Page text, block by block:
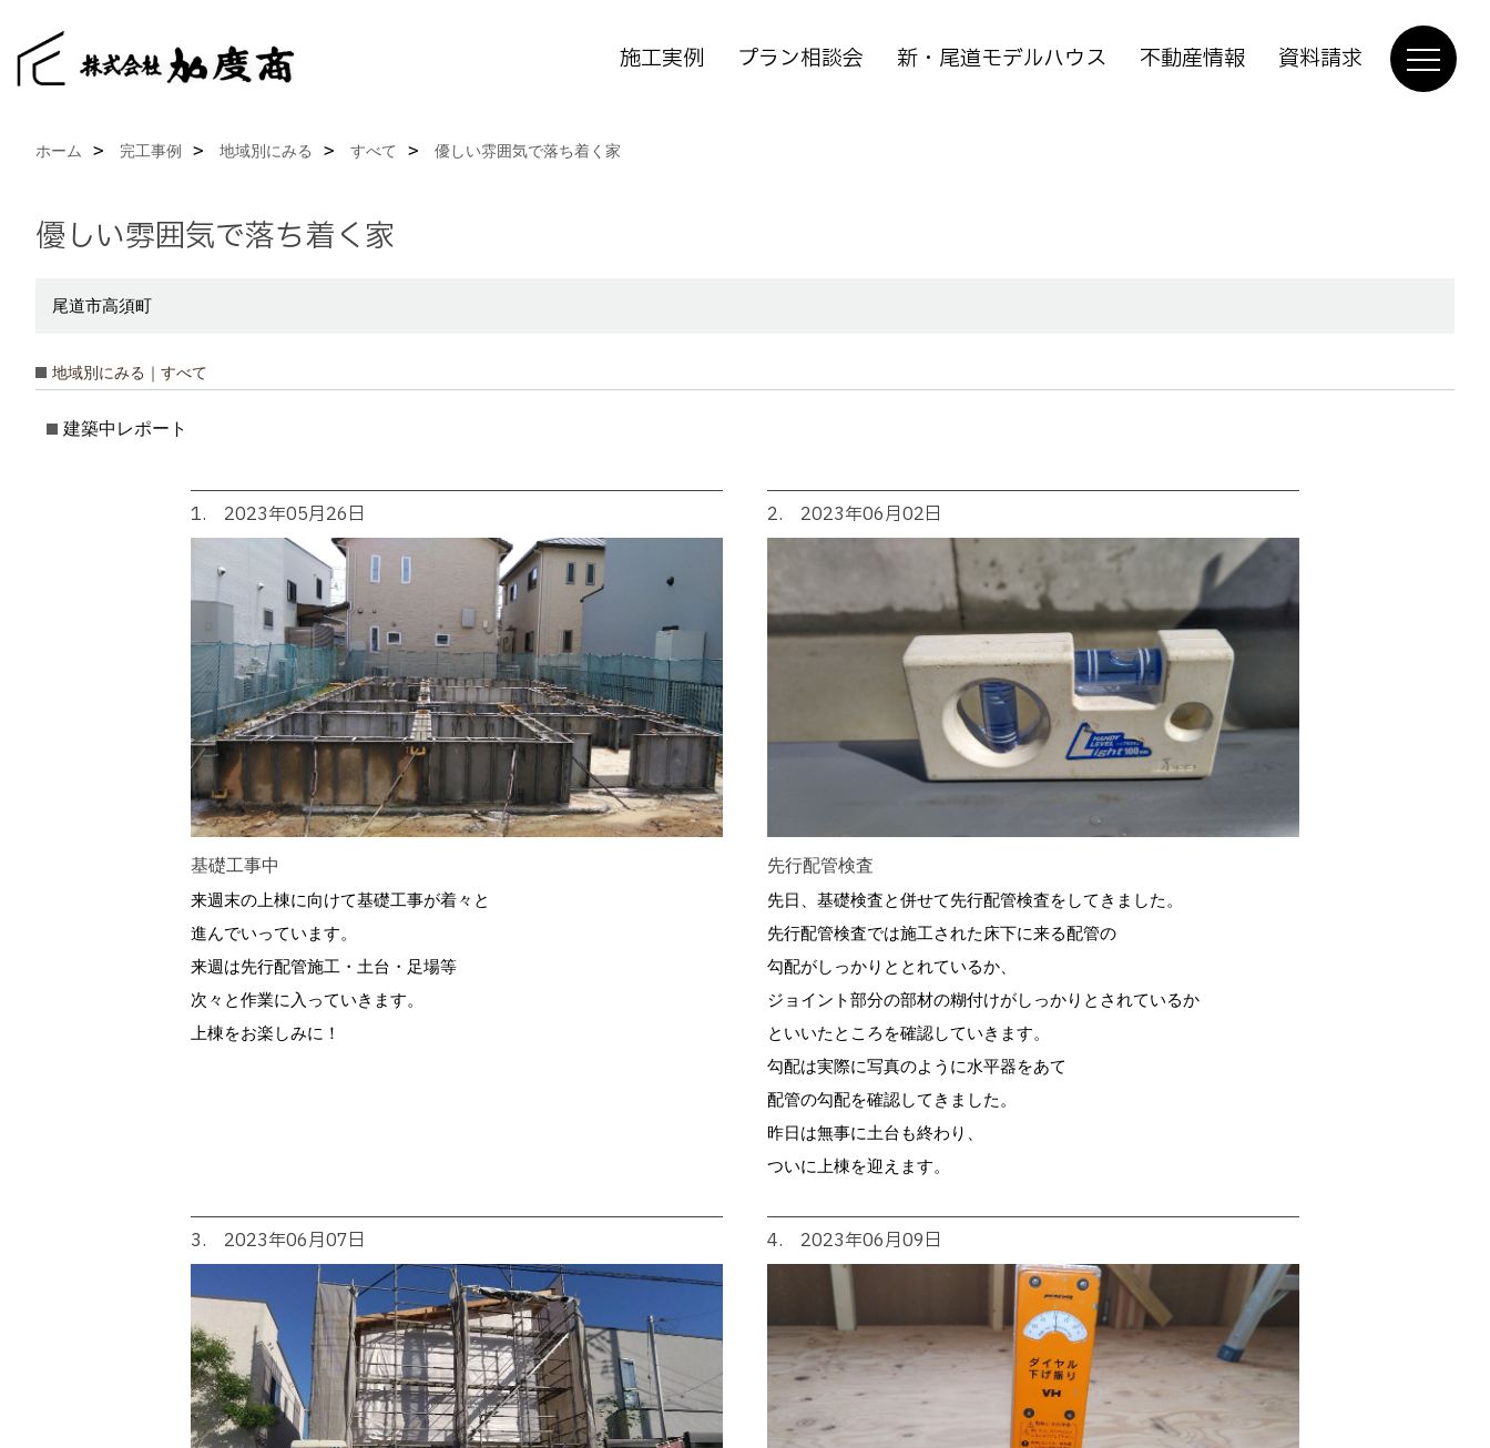
施工実例 プラン相談会 新・尾道モデルハウス 不動産情報 資料請求
ホーム 完工事例 地域別にみる すべて 優しい雰囲気で落ち着く家
優しい雰囲気で落ち着く家
尾道市高須町
地域別にみる｜すべて
建築中レポート
1. 2023年05月26日
基礎工事中
来週末の上棟に向けて基礎工事が着々と
進んでいっています。
来週は先行配管施工・土台・足場等
次々と作業に入っていきます。
上棟をお楽しみに！
2. 2023年06月02日
先行配管検査
先日、基礎検査と併せて先行配管検査をしてきました。
先行配管検査では施工された床下に来る配管の
勾配がしっかりととれているか、
ジョイント部分の部材の糊付けがしっかりとされているか
といいたところを確認していきます。
勾配は実際に写真のように水平器をあて
配管の勾配を確認してきました。
昨日は無事に土台も終わり、
ついに上棟を迎えます。
3. 2023年06月07日 4. 2023年06月09日